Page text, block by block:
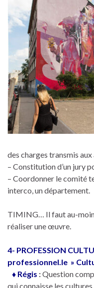
des charges transmis
– Constitution d’un jury
– Coordonner le comité
interco, un département.
TIMING… Il faut au-
réaliser une œuvre.
4- PROFESSION
professionnel.le »
♦ Régis :Question
qui connaisse les